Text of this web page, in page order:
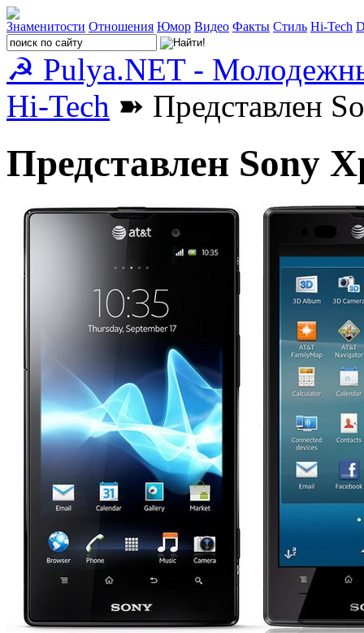
Знаменитости Отношения Юмор Видео Факты Стиль Hi-Tech
☭ Pulya.NET -
Hi-Tech ➽ Представлен
Представлен Sony